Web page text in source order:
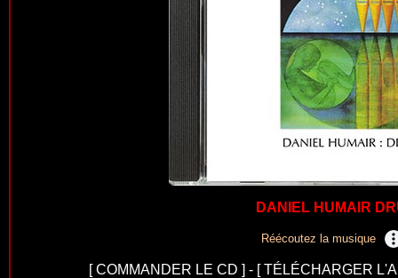
DANIEL HUMAIR
Réécoutez la musique
[COMMANDER LE CD ] - [TÉLÉCHARGER